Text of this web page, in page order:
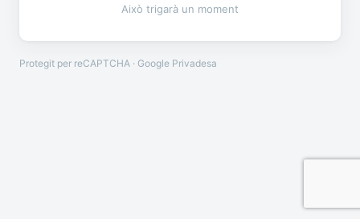
Això trigarà un moment
Protegit per reCAPTCHA · Google Privadesa